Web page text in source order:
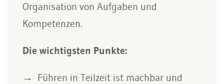
Organisation von Aufgaben und
Kompetenzen.
Die wichtigsten Punkte:
Führen in Teilzeit ist machbar und